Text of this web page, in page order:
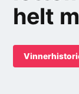
helt